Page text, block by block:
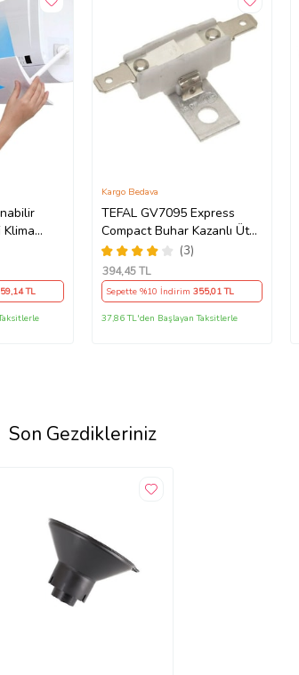
,14 TL
TEFAL GV7095 Express
Compact Buhar Kazanlı Ütü
308 Derece Limit Termik
Termostat Uyumlu
(3)
Kargo Bedava
394,45 TL
Sepette %10 İndirim 355,01 TL
37,86 TL'den Başlayan Taksitlerle
Son Gezdikleriniz